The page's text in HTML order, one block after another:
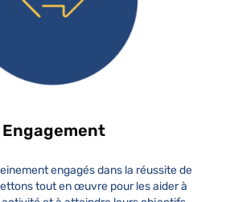
Engagement
engagés dans la réussite de
tout en œuvre pour les aider à